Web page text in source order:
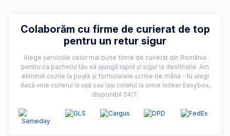
Colaborăm cu firme de curierat de top
pentru un retur sigur
Alege serviciile celor mai bune firme de curierat din România
pentru ca pachetul tău să ajungă rapid și sigur la destinație. Am
eliminat cozile la poștă și formularele scrise de mână - tu alegi
dacă vine curierul la ușă sau lași coletul la orice locker Easybox,
disponibil 24/7.